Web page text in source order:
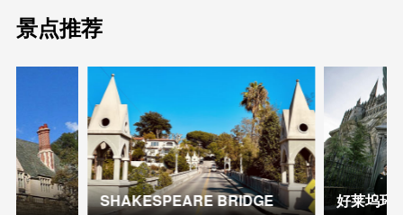
景点推荐
SHAKESPEARE BRIDGE 好莱坞环